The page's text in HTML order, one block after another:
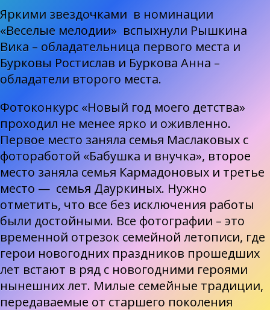
Яркими звездочками в номинации
«Веселые мелодии» вспыхнули Рышкина
Вика – обладательница первого места и
Бурковы Ростислав и Буркова Анна –
обладатели второго места.
Фотоконкурс «Новый год моего детства»
проходил не менее ярко и оживленно.
Первое место заняла семья Маслаковых с
фотоработой «Бабушка и внучка», второе
место заняла семья Кармадоновых и третье
место — семья Дауркиных. Нужно
отметить, что все без исключения работы
были достойными. Все фотографии – это
временной отрезок семейной летописи, где
герои новогодних праздников прошедших
лет встают в ряд с новогодними героями
нынешних лет. Милые семейные традиции,
передаваемые от старшего поколения